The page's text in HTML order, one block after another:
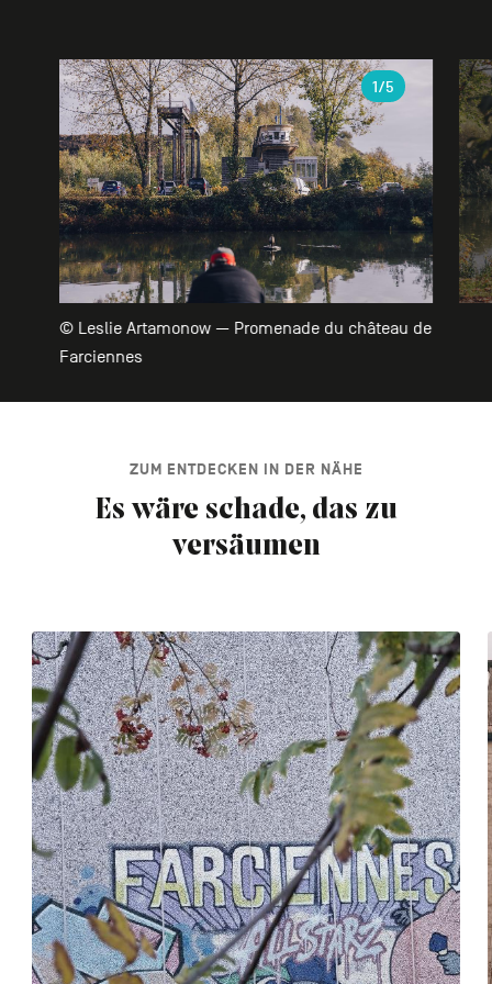
Galerie
© Leslie Artamonow — Promenade du château de
Farciennes
1/5
ZUM ENTDECKEN IN DER NÄHE
Es wäre schade, das zu
versäumen